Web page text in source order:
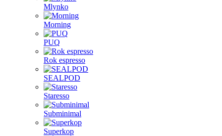
Mlynko
Morning
PUQ
Rok espresso
SEALPOD
Staresso
Subminimal
Superkop